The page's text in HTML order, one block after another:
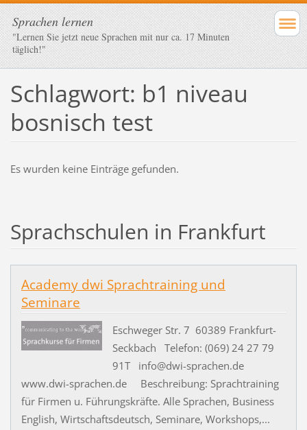
Sprachen lernen
"Lernen Sie jetzt neue Sprachen mit nur ca. 17 Minuten
täglich!"
Schlagwort: b1 niveau
bosnisch test
Es wurden keine Einträge gefunden.
Sprachschulen in Frankfurt
Academy dwi Sprachtraining und
Seminare
Eschweger Str. 7 60389 Frankfurt-
Seckbach Telefon: (069) 24 27 79
91T info@dwi-sprachen.de
www.dwi-sprachen.de Beschreibung: Sprachtraining
für Firmen u. Führungskräfte. Alle Sprachen, Business
English, Wirtschaftsdeutsch, Seminare, Workshops,...